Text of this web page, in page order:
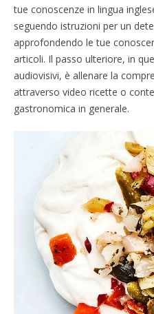
tue conoscenze in lingua
seguendo istruzioni per un
approfondendo le tue
articoli. Il passo ulteriore, in
audiovisivi, è allenare la
attraverso video ricette o
gastronomica in generale.